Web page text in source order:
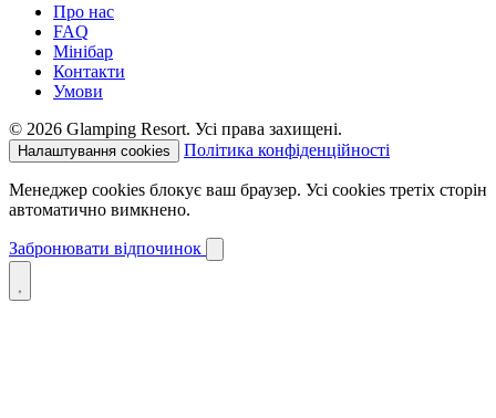
Про нас
FAQ
Мінібар
Контакти
Умови
© 2026 Glamping Resort. Усі права захищені.
Налаштування cookies Політика конфіденційності
Менеджер cookies блокує ваш браузер. Усі cookies третіх сторін
автоматично вимкнено.
Забронювати відпочинок